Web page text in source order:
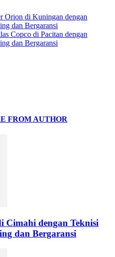
Orion di Kuningan dengan
dan Bergaransi
Copco di Pacitan dengan
dan Bergaransi
FROM AUTHOR
Cimahi dengan Teknisi
dan Bergaransi